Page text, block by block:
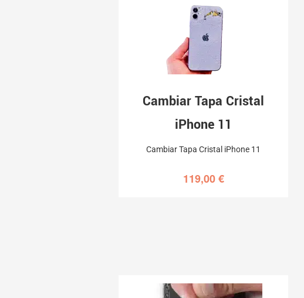
Cambiar Tapa Cristal
iPhone 11
Cambiar Tapa Cristal iPhone 11
119,00€